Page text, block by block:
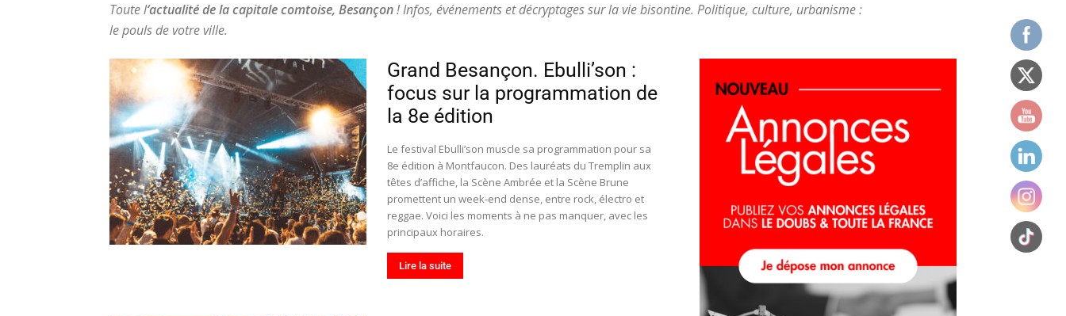
toute
l'info
Toute l‘actualité de la capitale comtoise, Besançon! Infos, événements et décryptages sur la vie bisontine. Politique, culture, urbanisme :
le pouls de votre ville.
Grand Besançon. Ebulli’son :
focus sur la programmation de
la 8e édition
Le festival Ebulli’son muscle sa programmation pour sa
8e édition à Montfaucon. Des lauréats du Tremplin aux
têtes d’affiche, la Scène Ambrée et la Scène Brune
promettent un week-end dense, entre rock, électro et
reggae. Voici les moments à ne pas manquer, avec les
principaux horaires.
Lire la suite